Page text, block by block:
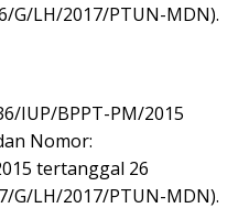
G/LH/2017/PTUN-MDN).
IUP/BPPT-PM/2015
Nomor:
tertanggal 26
G/LH/2017/PTUN-MDN).